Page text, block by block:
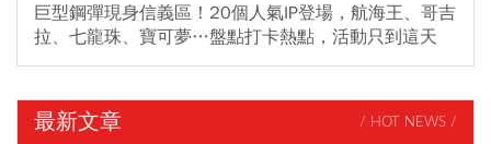
巨型鋼彈現身信義區！20個人氣IP登場，航海王、哥吉
拉、七龍珠、寶可夢…盤點打卡熱點，活動只到這天
最新文章 / HOT NEWS /